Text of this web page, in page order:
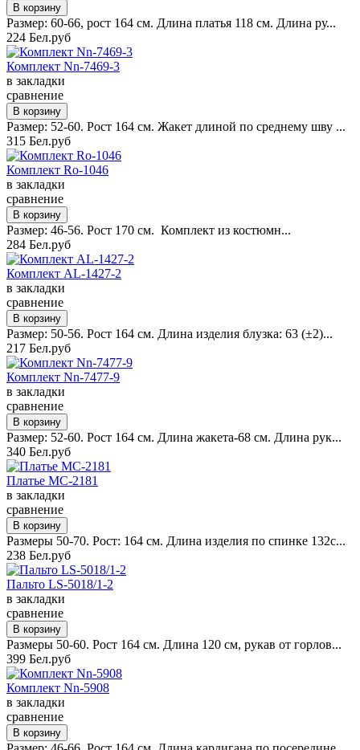
Размер: 60-66, рост 164 см. Длина платья 118 см. Длина ру...
224 Бел.руб
Комплект Nn-7469-3
в закладки
сравнение
Размер: 52-60. Рост 164 см. Жакет длиной по среднему шву ...
315 Бел.руб
Комплект Ro-1046
в закладки
сравнение
Размер: 46-56. Рост 170 см. Комплект из костюмн...
284 Бел.руб
Комплект AL-1427-2
в закладки
сравнение
Размер: 50-56. Рост 164 см. Длина изделия блузка: 63 (±2)...
217 Бел.руб
Комплект Nn-7477-9
в закладки
сравнение
Размер: 52-60. Рост 164 см. Длина жакета-68 см. Длина рук...
340 Бел.руб
Платье MC-2181
в закладки
сравнение
Размеры 50-70. Рост: 164 см. Длина изделия по спинке 132с...
238 Бел.руб
Пальто LS-5018/1-2
в закладки
сравнение
Размеры 50-60. Рост 164 см. Длина 120 см, рукав от горлов...
399 Бел.руб
Комплект Nn-5908
в закладки
сравнение